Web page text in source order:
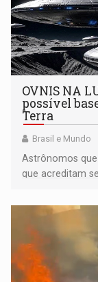
OVNIS NA
possível
Terra
Brasil e Mundo
Astrônomos
que acreditam
órbita